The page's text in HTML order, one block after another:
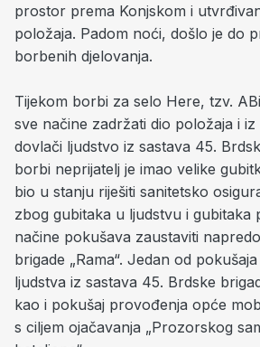
prostor prema Konjskom i
položaja. Padom noći, došlo je do
borbenih djelovanja.
Tijekom borbi za selo Here, tzv.
sve načine zadržati dio položaja i
dovlači ljudstvo iz sastava 45.
borbi neprijatelj je imao velike
bio u stanju riješiti sanitetsko
zbog gubitaka u ljudstvu i gubitaka
načine pokušava zaustaviti
brigade „Rama“. Jedan od
ljudstva iz sastava 45. Brdske
kao i pokušaj provođenja opće
s ciljem ojačavanja „Prozorskog